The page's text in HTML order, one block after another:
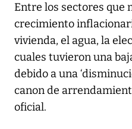
Entre los sectores que
crecimiento
vivienda, el agua, la
cuales tuvieron una
debido a una
canon de
oficial.